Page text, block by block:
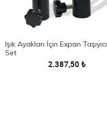
Işık Ayakları İçin Expan Taşıyıcı
Set
2.387,50 ₺